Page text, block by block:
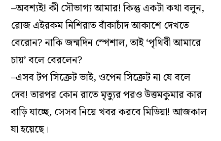
–অবশ্যই! কী সৌভাগ্য আমার! কিন্তু একটা কথা বলুন,
রোজ এইরকম নিশিরাত বাঁকাচাঁদ আকাশে দেখতে
বেরোন? নাকি জন্মদিন স্পেশাল, তাই ‘পৃথিবী আমারে
চায়’ বলে বেরলেন?
–এসব টপ সিক্রেট ভাই, ওপেন সিক্রেট না যে বলে
দেব! তারপর কোন রাতে মৃত্যুর পরও উত্তমকুমার কার
বাড়ি যাচ্ছে, সেসব নিয়ে খবর করবে মিডিয়া! আজকাল
যা হয়েছে।